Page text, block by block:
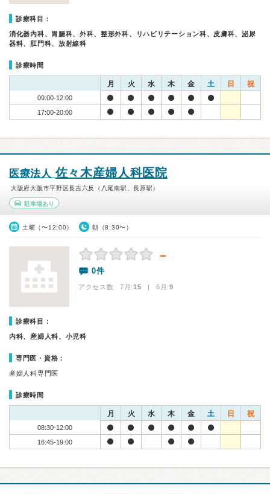
診療科目：
消化器内科、胃腸科、外科、整形外科、リハビリテーション科、皮膚科、泌尿
器科、肛門科、放射線科
診療時間
月 火 水 木 金 土 日 祝
09:00-12:00
17:00-20:00
医療法人佐々木産婦人科医院
大阪府大阪市平野区長吉六反（八尾南駅、長原駅）
駐車場あり
土曜（〜12:00） 朝（8:30〜）
－
0件
アクセス数 7月:15 | 6月:9
診療科目：
内科、産婦人科、小児科
専門医・資格：
産婦人科専門医
診療時間
月 火 水 木 金 土 日 祝
08:30-12:00
16:45-19:00